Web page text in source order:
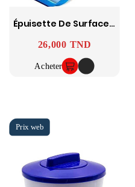
Épuisette De Surface Pour Piscine Avec Filet Résistant Et Clip EZ
Prix
26,000 TND
Acheter